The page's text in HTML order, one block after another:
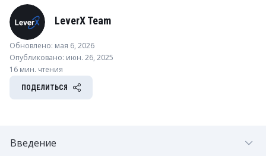
LeverX Team
Обновлено: мая 6, 2026
Опубликовано: июн. 26, 2025
16 мин. чтения
ПОДЕЛИТЬСЯ
Введение